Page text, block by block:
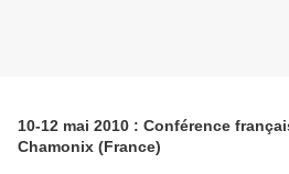
10-12 mai 2010 : Conférence
Chamonix (France)